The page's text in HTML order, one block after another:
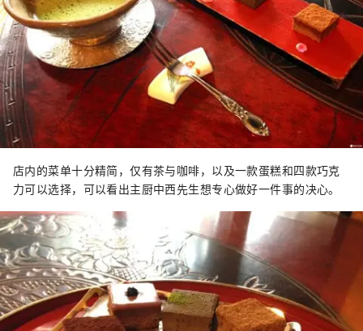
店内的菜单十分精简，仅有茶与咖啡，以及一款蛋糕和四款巧克
力可以选择，可以看出主厨中西先生想专心做好一件事的决心。